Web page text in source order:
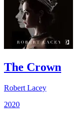
The Crown
Robert Lacey
2020